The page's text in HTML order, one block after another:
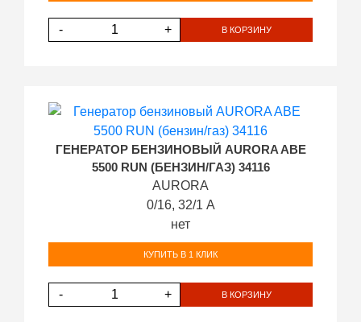
- + В КОРЗИНУ
ГЕНЕРАТОР БЕНЗИНОВЫЙ AURORA ABE
5500 RUN (БЕНЗИН/ГАЗ) 34116
AURORA
0/16, 32/1 А
нет
КУПИТЬ В 1 КЛИК
- + В КОРЗИНУ